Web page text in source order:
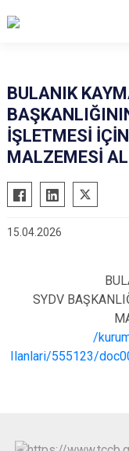
Bulanık
Hasköy
Malazgirt
BULANIK
İŞLETMESİ
MALZEMESİ
15.04.2026
SYDV
/
Ilanlari/555123/